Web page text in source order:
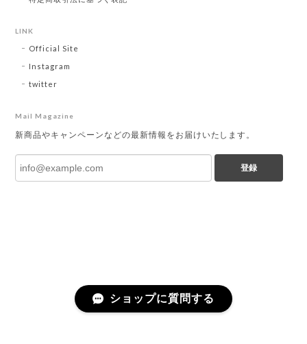
LINK
Official Site
Instagram
twitter
Mail Magazine
新商品やキャンペーンなどの最新情報をお届けいたします。
登録
ショップに質問する